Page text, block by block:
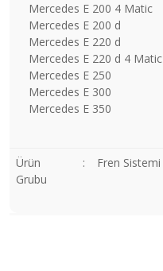
Mercedes E 200 4 Matic
Mercedes E 200 d
Mercedes E 220 d
Mercedes E 220 d 4 Matic
Mercedes E 250
Mercedes E 300
Mercedes E 350
Ürün
Grubu
: Fren Sistemi